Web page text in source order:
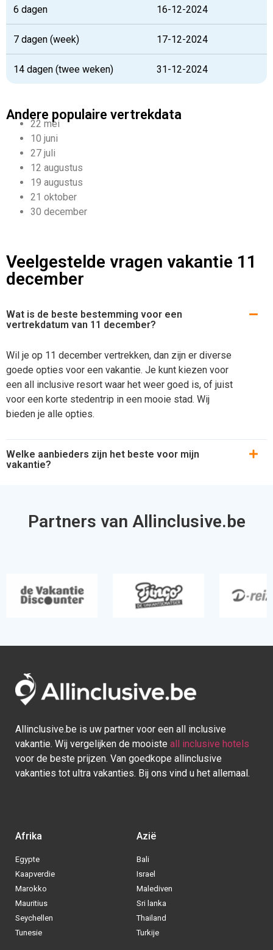
6 dagen 16-12-2024
7 dagen (week) 17-12-2024
14 dagen (twee weken) 31-12-2024
Andere populaire vertrekdata
22 mei
10 juni
27 juli
12 augustus
19 augustus
21 oktober
30 december
Veelgestelde vragen vakantie 11
december
Wat is de beste bestemming voor een
vertrekdatum van 11 december?
Wil je op 11 december vertrekken, dan zijn er diverse
goede opties voor een vakantie. Je kunt kiezen voor
een all inclusive resort waar het weer goed is, of juist
voor een korte stedentrip in een mooie stad. Wij
bieden je alle opties.
Welke aanbieders zijn het beste voor mijn
vakantie?
Partners van Allinclusive.be
Allinclusive.be is uw partner voor een all inclusive
vakantie. Wij vergelijken de mooiste all inclusive hotels
voor de beste prijzen. Van goedkope allinclusive
vakanties tot ultra vakanties. Bij ons vind u het allemaal.
Afrika
Egypte
Kaapverdie
Marokko
Mauritius
Seychellen
Tunesie
Azië
Bali
Israel
Malediven
Sri lanka
Thailand
Turkije